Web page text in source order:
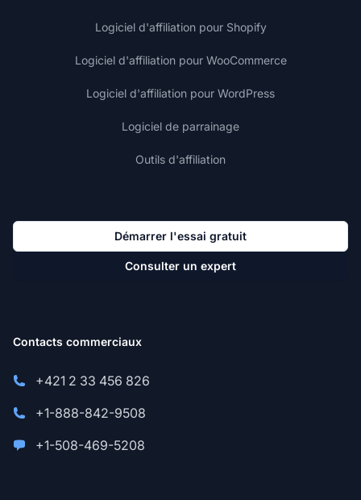
Logiciel d'affiliation pour Shopify
Logiciel d'affiliation pour WooCommerce
Logiciel d'affiliation pour WordPress
Logiciel de parrainage
Outils d'affiliation
Démarrer l'essai gratuit
Consulter un expert
Contacts commerciaux
+421 2 33 456 826
+1-888-842-9508
+1-508-469-5208